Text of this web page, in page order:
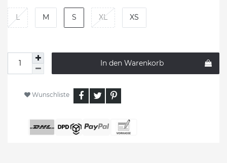
L M S XL XS
In den Warenkorb
Wunschliste